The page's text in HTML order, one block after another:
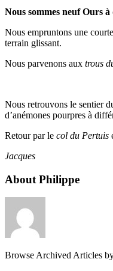
Nous sommes neuf Ours
Nous empruntons une
terrain glissant.
Nous parvenons aux trous
Nous retrouvons le sentier
d’anémones pourpres à
Retour par le col du Pertuis
Jacques
About Philippe
Browse Archived Articles